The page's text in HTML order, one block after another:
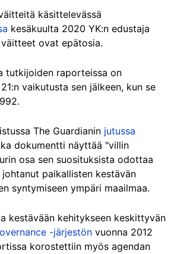
käsittelevässä
kesäkuulta 2020 YK:n edustaja
ovat epätosia.
tutkijoiden raporteissa on
vaikutusta sen jälkeen, kun se
The Guardianin jutussa
dokumentti näyttää "villin
osa sen suosituksista odottaa
paikallisten kestävän
syntymiseen ympäri maailmaa.
kestävään kehitykseen keskittyvän
-järjestön vuonna 2012
korostettiin myös agendan